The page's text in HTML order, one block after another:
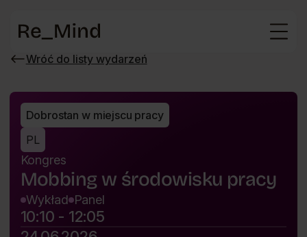
Wróć do listy wydarzeń
Wróć
wydarzeń
Dobrostan w miejscu pracy
PL
Kongres
Mobbing w środowisku pracy
Wykład Panel
10:10 - 12:05